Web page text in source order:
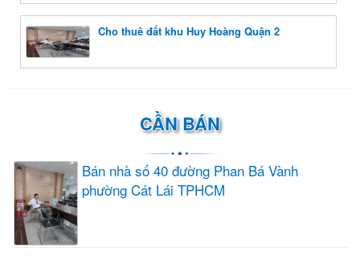
Cho thuê đất khu Huy Hoàng Quận 2
CẦN BÁN
Bán nhà số 40 đường Phan Bá Vành
phường Cát Lái TPHCM